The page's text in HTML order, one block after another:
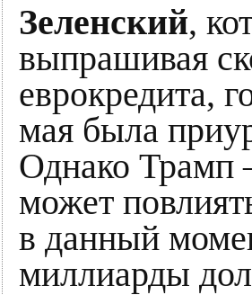
Зеленский,
выпрашивая
еврокредита,
мая была
Однако Трамп
может
в данный
миллиарды